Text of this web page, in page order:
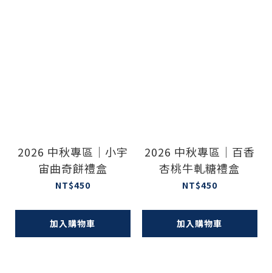
2026 中秋專區｜小宇
宙曲奇餅禮盒
NT$450
加入購物車
2026 中秋專區｜百香
杏桃牛軋糖禮盒
NT$450
加入購物車